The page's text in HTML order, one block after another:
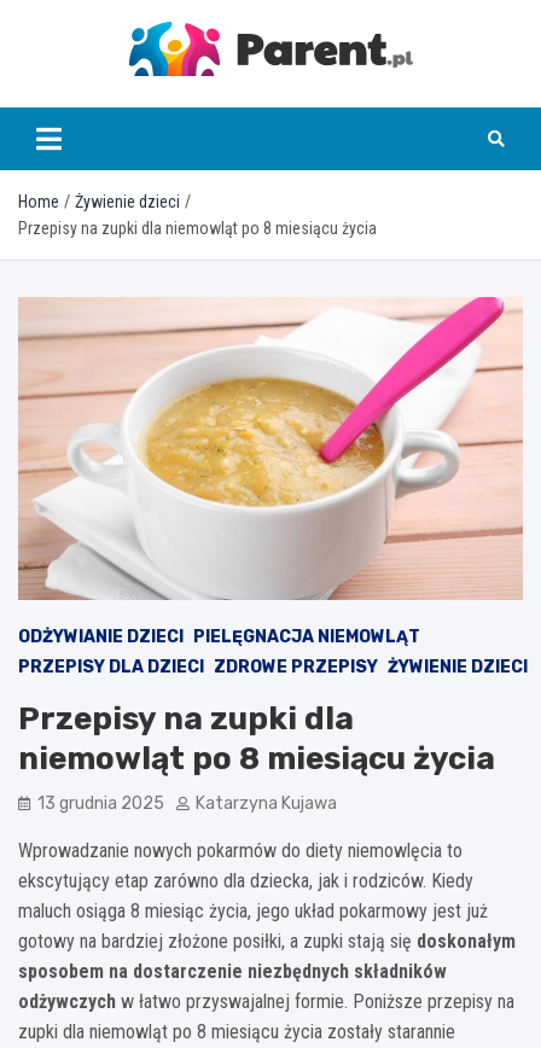
parent.pl
Home
Żywienie dzieci
Przepisy na zupki dla niemowląt po 8 miesiącu życia
ODŻYWIANIE DZIECI
PIELĘGNACJA NIEMOWLĄT
PRZEPISY DLA DZIECI
ZDROWE PRZEPISY ŻYWIENIE DZIECI
Przepisy na zupki dla
niemowląt po 8 miesiącu życia
13 grudnia 2025 Katarzyna Kujawa
Wprowadzanie nowych pokarmów do diety niemowlęcia to
ekscytujący etap zarówno dla dziecka, jak i rodziców. Kiedy
maluch osiąga 8 miesiąc życia, jego układ pokarmowy jest już
gotowy na bardziej złożone posiłki, a zupki stają się doskonałym
sposobem na dostarczenie niezbędnych składników
odżywczych w łatwo przyswajalnej formie. Poniższe przepisy na
zupki dla niemowląt po 8 miesiącu życia zostały starannie